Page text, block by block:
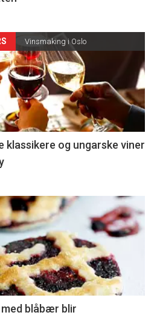
Vinsmaking i Oslo
klassikere og ungarske viner
blåbær blir